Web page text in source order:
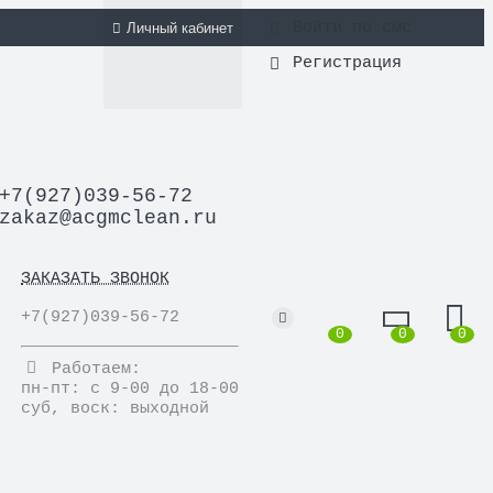
Личный кабинет
Регистрация
+7(927)039-56-72
zakaz@acgmclean.ru
ЗАКАЗАТЬ ЗВОНОК
+7(927)039-56-72
Работаем:
пн-пт: с 9-00 до 18-00
суб, воск: выходной
0 0 0